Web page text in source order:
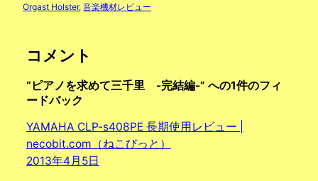
Orgast Holster, 音楽機材レビュー
コメント
“ピアノを求めて三千里 -完結編-” への1件のフィ
ードバック
YAMAHA CLP-s408PE 長期使用レビュー |
necobit.com（ねこびっと）
2013年4月5日